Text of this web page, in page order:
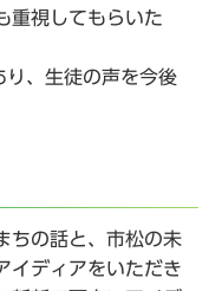
重視してもらいた
、生徒の声を今後
ちの話と、市松の未
イディアをいただき